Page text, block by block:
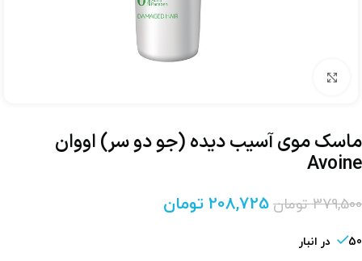
ماسک موی آسیب دیده (جو دو سر) اووان
Avoine
379,500 تومان 208,725 تومان
50 در انبار